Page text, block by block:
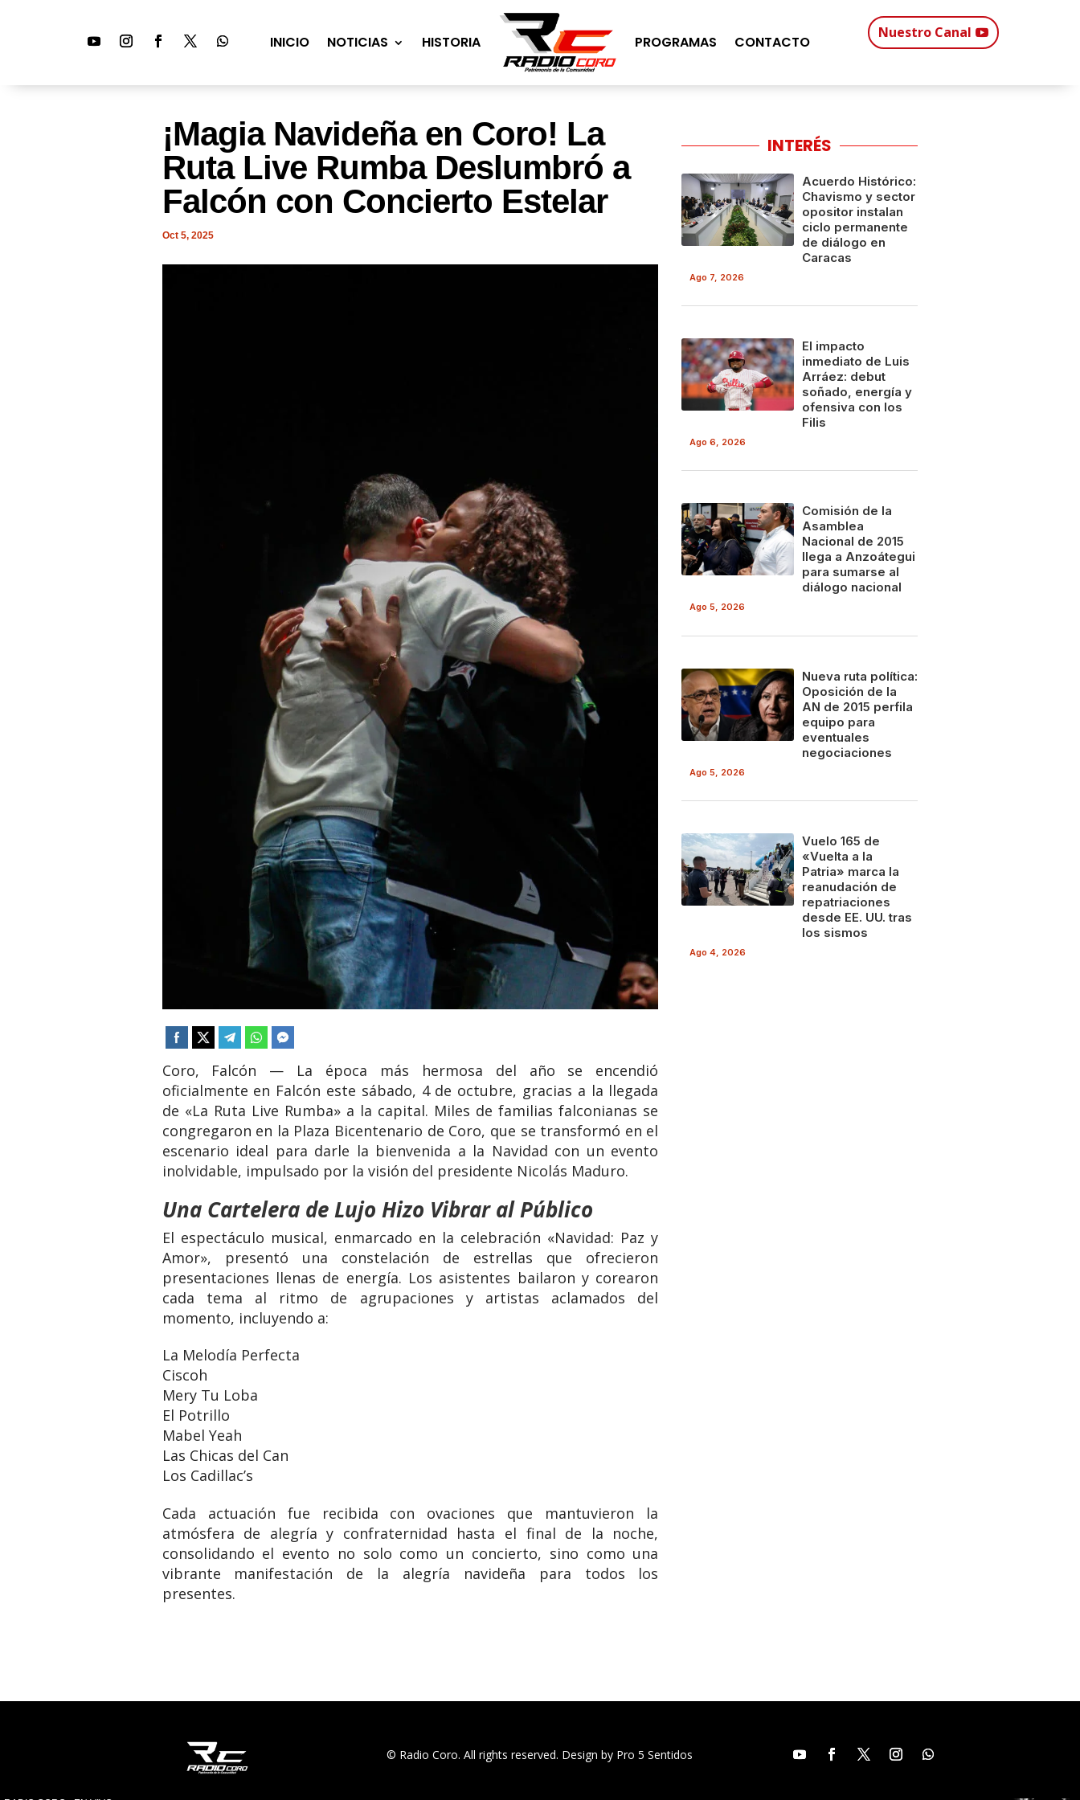
INICIO NOTICIAS HISTORIA PROGRAMAS CONTACTO
Nuestro Canal
¡Magia Navideña en Coro! La
Ruta Live Rumba Deslumbró a
Falcón con Concierto Estelar
Oct 5, 2025
​Coro, Falcón — La época más hermosa del año se encendió
oficialmente en Falcón este sábado, 4 de octubre, gracias a la llegada
de «La Ruta Live Rumba» a la capital. Miles de familias falconianas se
congregaron en la Plaza Bicentenario de Coro, que se transformó en el
escenario ideal para darle la bienvenida a la Navidad con un evento
inolvidable, impulsado por la visión del presidente Nicolás Maduro.
​Una Cartelera de Lujo Hizo Vibrar al Público
​El espectáculo musical, enmarcado en la celebración «Navidad: Paz y
Amor», presentó una constelación de estrellas que ofrecieron
presentaciones llenas de energía. Los asistentes bailaron y corearon
cada tema al ritmo de agrupaciones y artistas aclamados del
momento, incluyendo a:
​La Melodía Perfecta
​Ciscoh
​Mery Tu Loba
​El Potrillo
​Mabel Yeah
​Las Chicas del Can
​Los Cadillac’s
​Cada actuación fue recibida con ovaciones que mantuvieron la
atmósfera de alegría y confraternidad hasta el final de la noche,
consolidando el evento no solo como un concierto, sino como una
vibrante manifestación de la alegría navideña para todos los
presentes.
INTERÉS
Acuerdo Histórico:
Chavismo y sector
opositor instalan
ciclo permanente
de diálogo en
Caracas
Ago 7, 2026
El impacto
inmediato de Luis
Arráez: debut
soñado, energía y
ofensiva con los
Filis
Ago 6, 2026
Comisión de la
Asamblea
Nacional de 2015
llega a Anzoátegui
para sumarse al
diálogo nacional
Ago 5, 2026
Nueva ruta política:
Oposición de la
AN de 2015 perfila
equipo para
eventuales
negociaciones
Ago 5, 2026
Vuelo 165 de
«Vuelta a la
Patria» marca la
reanudación de
repatriaciones
desde EE. UU. tras
los sismos
Ago 4, 2026
© Radio Coro. All rights reserved. Design by Pro 5 Sentidos